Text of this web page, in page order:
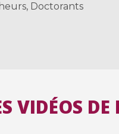
, Doctorants
VIDÉOS